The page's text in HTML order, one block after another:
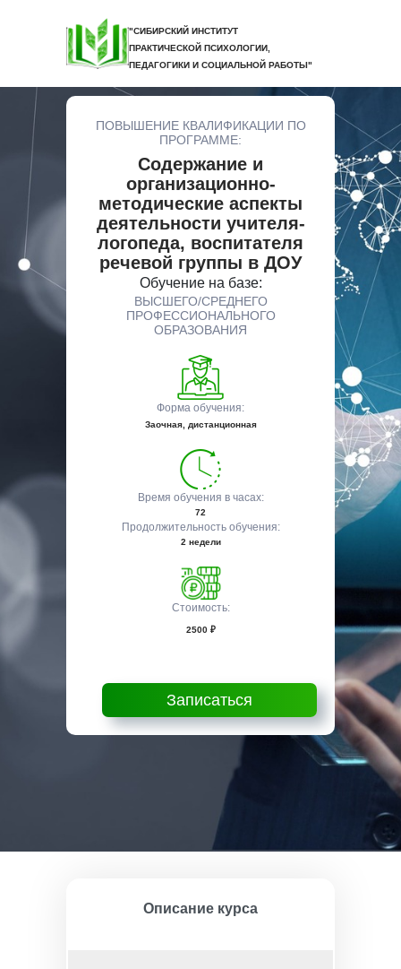
"СИБИРСКИЙ ИНСТИТУТ
ПРАКТИЧЕСКОЙ ПСИХОЛОГИИ,
ПЕДАГОГИКИ И СОЦИАЛЬНОЙ РАБОТЫ"
ПОВЫШЕНИЕ КВАЛИФИКАЦИИ ПО
ПРОГРАММЕ:
Содержание и
организационно-
методические аспекты
деятельности учителя-
логопеда, воспитателя
речевой группы в ДОУ
Обучение на базе:
ВЫСШЕГО/СРЕДНЕГО
ПРОФЕССИОНАЛЬНОГО
ОБРАЗОВАНИЯ
Форма обучения:
Заочная, дистанционная
Время обучения в часах:
72
Продолжительность обучения:
2 недели
Стоимость:
2500 ₽
Записаться
Описание курса